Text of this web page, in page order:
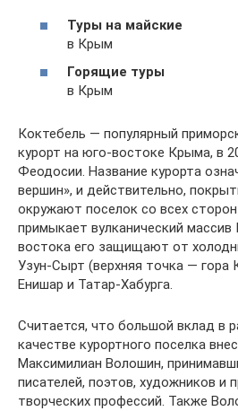
Туры на майские
в Крым
Горящие туры
в Крым
Коктебель — популярный
курорт на юго-востоке Крыма, в
Феодосии. Название курорта
вершин», и действительно,
окружают поселок со всех
примыкает вулканический массив
востока его защищают от
Узун-Сырт (верхняя точка — гора
Енишар и Татар-Хабурга.
Считается, что большой вклад в
качестве курортного поселка
Максимилиан Волошин,
писателей, поэтов, художников и
творческих профессий. Также